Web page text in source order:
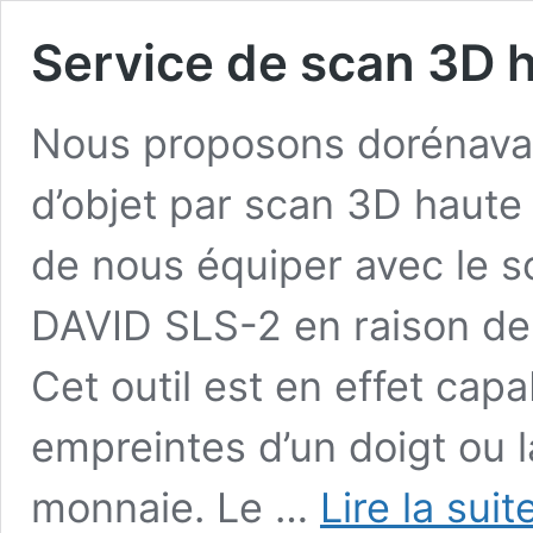
Service de scan 3D
Nous proposons
d’objet par scan 3D
de nous équiper avec le
DAVID SLS-2 en raison
Cet outil est en effet
empreintes d’un doigt ou
monnaie. Le … Lire la